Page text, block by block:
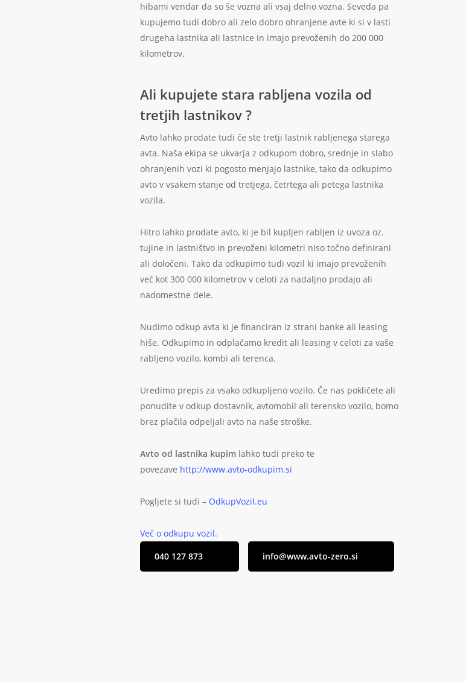
hibami vendar da so še vozna ali vsaj delno vozna. Seveda pa
kupujemo tudi dobro ali zelo dobro ohranjene avte ki si v lasti
drugeha lastnika ali lastnice in imajo prevoženih do 200 000
kilometrov.
Ali kupujete stara rabljena vozila od
tretjih lastnikov ?
Avto lahko prodate tudi če ste tretji lastnik rabljenega starega
avta. Naša ekipa se ukvarja z odkupom dobro, srednje in slabo
ohranjenih vozi ki pogosto menjajo lastnike, tako da odkupimo
avto v vsakem stanje od tretjega, četrtega ali petega lastnika
vozila.
Hitro lahko prodate avto, ki je bil kupljen rabljen iz uvoza oz.
tujine in lastništvo in prevoženi kilometri niso točno definirani
ali določeni. Tako da odkupimo tudi vozil ki imajo prevoženih
več kot 300 000 kilometrov v celoti za nadaljno prodajo ali
nadomestne dele.
Nudimo odkup avta ki je financiran iz strani banke ali leasing
hiše. Odkupimo in odplačamo kredit ali leasing v celoti za vaše
rabljeno vozilo, kombi ali terenca.
Uredimo prepis za vsako odkupljeno vozilo. Če nas pokličete ali
ponudite v odkup dostavnik, avtomobil ali terensko vozilo, bomo
brez plačila odpeljali avto na naše stroške.
Avto od lastnika kupim lahko tudi preko te
povezave http://www.avto-odkupim.si
Pogljete si tudi – OdkupVozil.eu
Več o odkupu vozil.
040 127 873
info@www.avto-zero.si